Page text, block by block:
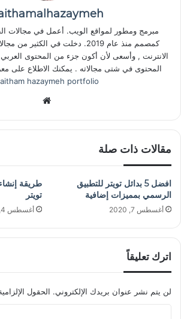
مبرمج ومطور لمواقع الويب. أعمل في مجالات
كمصمم منذ عام 2019. دخلت في الكثير
الانترنت , وأسعى لأن أكون جزء من المحتوى العربي
المحتوى في شتى مجالاته . يمكنك الاطلاع على
hazaymeh portfolio
مقالات ذات صلة
افضل 5 بدائل تويتر للتطبيق
الرسمي بمميزات إضافية
أغسطس 7, 2020
طريقة
تويتر
أغسطس 4, 2020
اترك تعليقاً
لن يتم نشر عنوان بريدك الإلكتروني. الحقول